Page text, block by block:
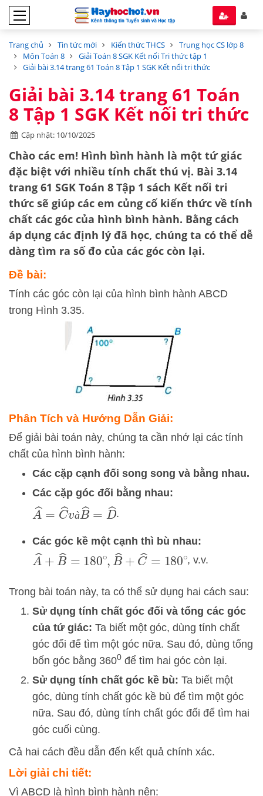
Trang chủ Tin tức mới Kiến thức THCS
Trung học CS lớp 8
Môn Toán 8
Giải Toán 8 SGK Kết nối Tri thức tập 1
Giải bài 3.14 trang 61 Toán 8 Tập 1 SGK Kết nối tri thức
Giải bài 3.14 trang 61 Toán
8 Tập 1 SGK Kết nối tri thức
Cập nhật: 10/10/2025
Chào các em! Hình bình hành là một tứ giác
đặc biệt với nhiều tính chất thú vị. Bài 3.14
trang 61 SGK Toán 8 Tập 1 sách Kết nối tri
thức sẽ giúp các em củng cố kiến thức về tính
chất các góc của hình bình hành. Bằng cách
áp dụng các định lý đã học, chúng ta có thể dễ
dàng tìm ra số đo của các góc còn lại.
Đề bài:
Tính các góc còn lại của hình bình hành ABCD
trong Hình 3.35.
Phân Tích và Hướng Dẫn Giải:
Để giải bài toán này, chúng ta cần nhớ lại các tính
chất của hình bình hành:
Các cặp cạnh đối song song và bằng nhau.
Các cặp góc đối bằng nhau:
à
A^= C^vàB ^= D^.
Các góc kề một cạnh thì bù nhau:
A^+ B^ =180∘, B^ +C^ =180∘ , v.v.
Trong bài toán này, ta có thể sử dụng hai cách sau:
Sử dụng tính chất góc đối và tổng các góc
của tứ giác: Ta biết một góc, dùng tính chất
góc đối để tìm một góc nữa. Sau đó, dùng tổng
bốn góc bằng 3600 để tìm hai góc còn lại.
Sử dụng tính chất góc kề bù: Ta biết một
góc, dùng tính chất góc kề bù để tìm một góc
nữa. Sau đó, dùng tính chất góc đối để tìm hai
góc cuối cùng.
Cả hai cách đều dẫn đến kết quả chính xác.
Lời giải chi tiết:
Vì ABCD là hình bình hành nên: